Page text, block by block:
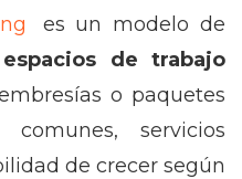
es un modelo de
espacios de trabajo
o paquetes
servicios
de crecer según